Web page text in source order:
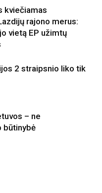
kviečiamas
rajono merus:
vietą EP užimtų
2 straipsnio liko tik
– ne
būtinybė